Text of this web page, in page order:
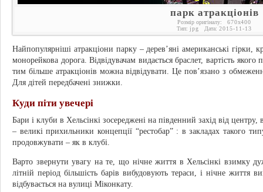
парк атракціонів
Розмір оригіналу: 670x400
Тип: jpg Дата: 2015-11-13
Найпопулярніші атракціони парку – дерев’яні американські гірки,
монорейкова дорога. Відвідувачам видається браслет, вартість
тим більше атракціонів можна відвідувати. Це пов’язано з
Для дітей передбачені знижки.
Куди піти увечері
Бари і клуби в Хельсінкі зосереджені на південний захід від
– великі прихильники концепції “рестобар” : в закладах такого
продовжувати – як в клубі.
Варто звернути увагу на те, що нічне життя в Хельсінкі взимку
літній період більшість барів вибудовують тераси, і нічне життя
відбувається на вулиці Міконкату.